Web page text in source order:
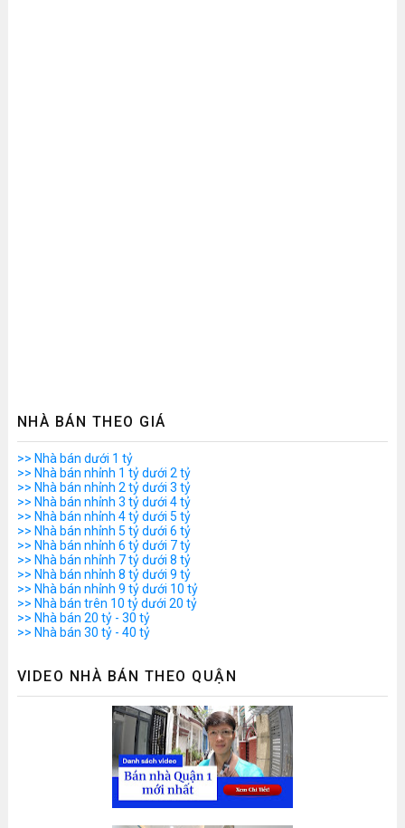
NHÀ BÁN THEO GIÁ
>> Nhà bán dưới 1 tỷ
>> Nhà bán nhỉnh 1 tỷ dưới 2 tỷ
>> Nhà bán nhỉnh 2 tỷ dưới 3 tỷ
>> Nhà bán nhỉnh 3 tỷ dưới 4 tỷ
>> Nhà bán nhỉnh 4 tỷ dưới 5 tỷ
>> Nhà bán nhỉnh 5 tỷ dưới 6 tỷ
>> Nhà bán nhỉnh 6 tỷ dưới 7 tỷ
>> Nhà bán nhỉnh 7 tỷ dưới 8 tỷ
>> Nhà bán nhỉnh 8 tỷ dưới 9 tỷ
>> Nhà bán nhỉnh 9 tỷ dưới 10 tỷ
>> Nhà bán trên 10 tỷ dưới 20 tỷ
>> Nhà bán 20 tỷ - 30 tỷ
>> Nhà bán 30 tỷ - 40 tỷ
VIDEO NHÀ BÁN THEO QUẬN